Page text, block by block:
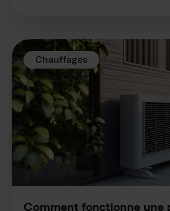
Chauffages
Comment fonctionne une